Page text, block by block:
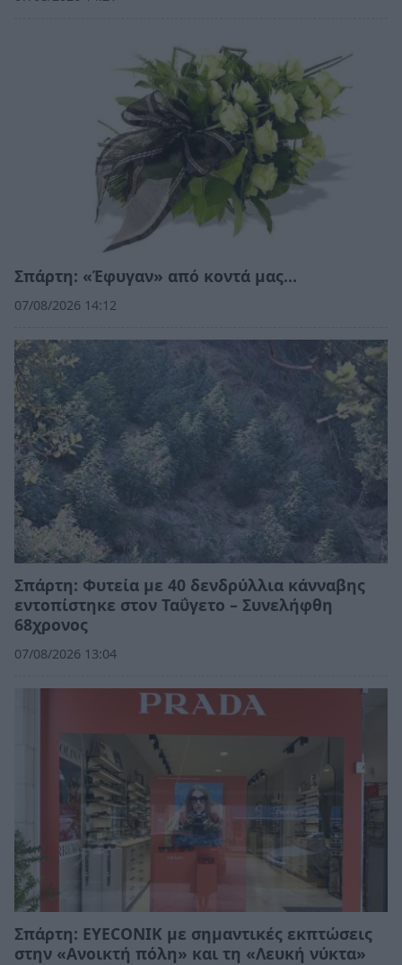
Σπάρτη: «Έφυγαν» από κοντά μας…
07/08/2026 14:12
Σπάρτη: Φυτεία με 40 δενδρύλλια κάνναβης
εντοπίστηκε στον Ταΰγετο – Συνελήφθη
68χρονος
07/08/2026 13:04
Σπάρτη: EYECONIK με σημαντικές εκπτώσεις
στην «Ανοικτή πόλη» και τη «Λευκή νύκτα»